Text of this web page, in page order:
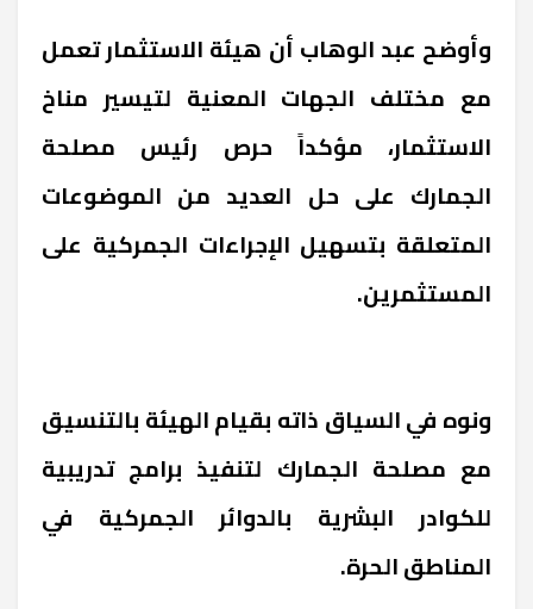
وأوضح عبد الوهاب أن هيئة الاستثمار تعمل
مع مختلف الجهات المعنية لتيسير مناخ
الاستثمار، مؤكداً حرص رئيس مصلحة
الجمارك على حل العديد من الموضوعات
المتعلقة بتسهيل الإجراءات الجمركية على
المستثمرين.
ونوه في السياق ذاته بقيام الهيئة بالتنسيق
مع مصلحة الجمارك لتنفيذ برامج تدريبية
للكوادر البشرية بالدوائر الجمركية في
المناطق الحرة.